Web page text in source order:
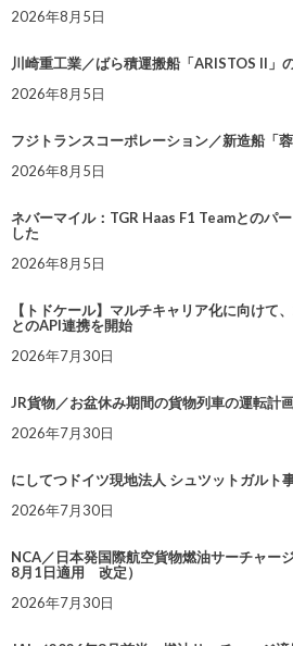
2026年8月5日
川崎重工業／ばら積運搬船「ARISTOS II」
2026年8月5日
フジトランスコーポレーション／新造船「
2026年8月5日
ネバーマイル：TGR Haas F1 Teamとのパ
した
2026年8月5日
【トドケール】マルチキャリア化に向けて
とのAPI連携を開始
2026年7月30日
JR貨物／お盆休み期間の貨物列車の運転計
2026年7月30日
にしてつドイツ現地法人 シュツットガルト
2026年7月30日
NCA／日本発国際航空貨物燃油サーチャー
8月1日適用 改定）
2026年7月30日